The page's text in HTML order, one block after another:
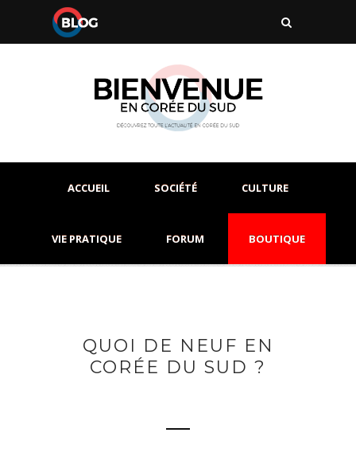
ACCUEIL SOCIÉTÉ CULTURE
VIE PRATIQUE FORUM BOUTIQUE
QUOI DE NEUF EN
CORÉE DU SUD ?